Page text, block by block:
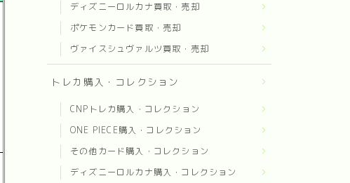
ディズニーロルカナ買取・売却
ポケモンカード買取・売却
ヴァイスシュヴァルツ買取・売却
トレカ購入・コレクション
CNPトレカ購入・コレクション
ONE PIECE購入・コレクション
その他カード購入・コレクション
ディズニーロルカナ購入・コレクション